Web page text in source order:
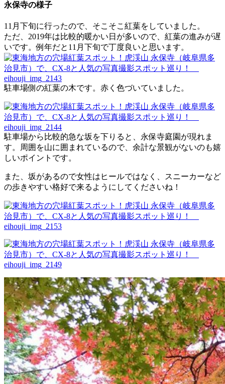
永保寺の様子
11月下旬に行ったので、そこそこ紅葉をしていました。
ただ、2019年は比較的暖かい日が多いので、紅葉の進みが遅
いです。例年だと11月下旬で丁度良いと思います。
駐車場側の紅葉の木です。赤く色づいていました。
駐車場から比較的急な坂を下りると、永保寺庭園が現れま
す。周囲を山に囲まれているので、余計な景観がないのも嬉
しいポイントです。
また、坂があるので女性はヒールではなく、スニーカーなど
の歩きやすい格好で来るようにしてくださいね！